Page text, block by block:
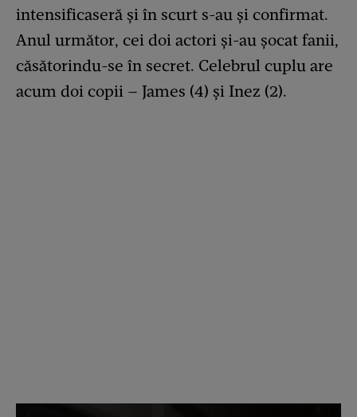
intensificaseră și în scurt s-au și confirmat.
Anul următor, cei doi actori și-au șocat fanii,
căsătorindu-se în secret. Celebrul cuplu are
acum doi copii – James (4) și Inez (2).